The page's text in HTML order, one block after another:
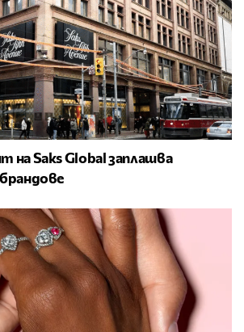
на Saks Global заплашва